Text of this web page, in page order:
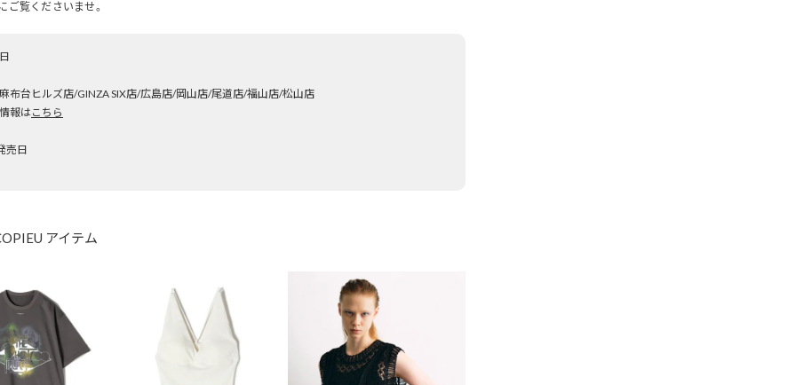
ご覧くださいませ。
布台ヒルズ店/GINZA SIX店/広島店/岡山店/尾道店/福山店/松山店
報はこちら
売日
アイテム